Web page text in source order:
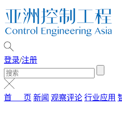
登录/注册
首 页 新闻 观察评论 行业应用